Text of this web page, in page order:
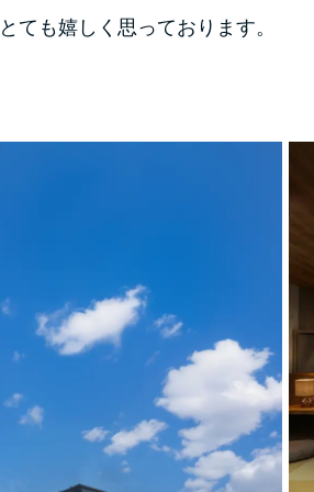
ても嬉しく思っております。